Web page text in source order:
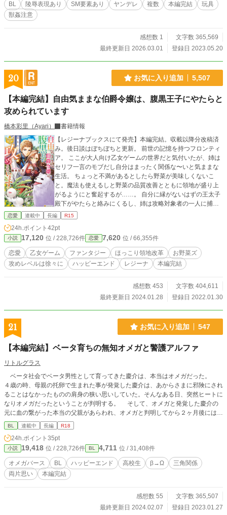
BL 陵辱表現あり SM要素あり ヤンデレ 複数 本編完結
玩具
獣姦注意
感想数 1
文字数 365,569
最終更新日 2026.03.01
登録日 2023.05.20
20 お気に入り追加 5,507
【本編完結】自由気ままな伯爵令嬢は、腹黒王子にやたらと
攻められています
橋本彩里（Ayari）
書籍情報
【レジーナブックスにて発売】本編完結。収載以降分改稿済
み。後日談はぼちぼちと更新。 前世の記憶を持つフロンティ
ア。 ここが大人向け乙女ゲームの世界だと気付いたが、姉は
セリフ一言のモブだし自分はまったく関係な〜いと気ままな
生活。 ちょっと不満があるとしたら野菜が美味しくないこ
と。魔法も使えるしと野菜の品質改善とともに領地が盛り上
がるようにと奮起するが……。 自分に縁がないはずの王太子
殿下がやたらと絡みにくるし、姉は攻略対象者の一人に捕ま
り、気づけば周囲が騒がしい。 王子と恋愛とか、身分もそう
慮します！！ なのに、かなりの頻度で羞恥に陥ってる現状は
どうしたらいいのー！！ モブシリーズ第二弾。 『セリフ一言
令嬢なのに、攻略対象者が求婚してきます』と同じ世界で
す。 そちら読んでなくても、単独で読めます。 乙女ゲームの
世界ですが断罪も終わっておりフロンティア視点ではまった
お付き合いありがとうございます‼︎ ※イラスト掲載について
恋愛 連載中 長編 R15
24h.ポイント 42pt
小説 17,120 位 / 228,726件 恋愛 7,620 位 / 66,355件
恋愛 乙女ゲーム ファンタジー ほっこり領地改革
お野菜ズ
攻めレベルは徐々に
ハッピーエンド レジーナ 本編完結
感想数 453
文字数 404,611
最終更新日 2024.01.28
登録日 2022.01.30
21 お気に入り追加 547
【本編完結】ベータ育ちの無知オメガと警護アルファ
リトルグラス
ベータ社会でベータ男性として育ってきた慶介は、本当はオメガだった。
４歳の時、母親の托卵で生まれた事が発覚した慶介は、あからさまに邪険にされ
ることはなかったものの肩身の狭い思いしていた。そんなある日、突然ヒートに
なりオメガだったということが判明する。 そして、オメガと発覚した慶介の
元に血の繋がった本当の父親があらわれ、オメガと判明してから２ヶ月後には血
縁上の父親の養子になっていた。 オメガになった慶介はアルファとオメガの
バース性が独自に形成するバース社会へと足を踏み入れる。 バース社会は、
長く続いたアルファ至上主義によって数が激減し、現代では１０００人に１人に
までへり、昔は社会的地位の低かったオメガが今では、家の宝として蝶よ花よと
大事に守り育てられている。そして、アルファ達はそんなオメガに傅き必死に求
婚するのである。 バース社会を知らないベータ育ちの慶介は警護についてく
れるアルファたちに守られながら、オメガという性を受け入れていく。 ＊＊＊
しては最後の一押しの足らない根っからの補佐アルファの酒田との、ほのかな両
片想い。 後半は、無知オメガの慶介に運命の番が現れて本能に振り回されな
BL 連載中 長編 R18
24h.ポイント 35pt
小説 19,418 位 / 228,726件 BL 4,711 位 / 31,408件
オメガバース BL ハッピーエンド 高校生 β→Ω
三角関係
両片思い
本編完結
感想数 55
文字数 365,507
最終更新日 2024.02.07
登録日 2023.01.27